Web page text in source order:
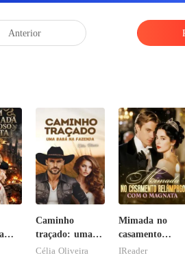
Anterior
Caminho
traçado: uma
babá na
Célia Oliveira
Mimada no
casamento
relâmpago com
IReader